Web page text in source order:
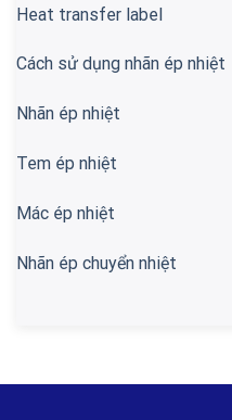
Heat transfer label
Cách sử dụng nhãn ép nhiệt
Nhãn ép nhiệt
Tem ép nhiệt
Mác ép nhiệt
Nhãn ép chuyển nhiệt